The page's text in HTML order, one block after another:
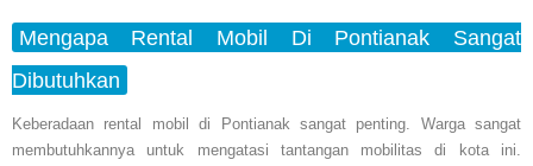
Mengapa Rental Mobil Di Pontianak Sangat
Dibutuhkan
Keberadaan rental mobil di Pontianak sangat penting. Warga sangat
membutuhkannya untuk mengatasi tantangan mobilitas di kota ini.